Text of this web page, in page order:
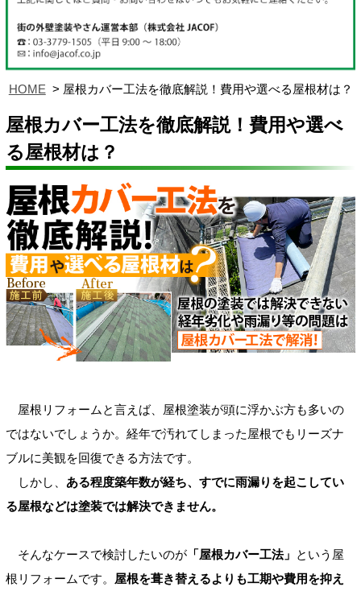
HOME 屋根カバー工法を徹底解説！費用や選べる屋根材は？
屋根カバー工法を徹底解説！費用や選べ
る屋根材は？
屋根リフォームと言えば、屋根塗装が頭に浮かぶ方も多いの
ではないでしょうか。経年で汚れてしまった屋根でもリーズナ
ブルに美観を回復できる方法です。
しかし、 ある程度築年数が経ち、すでに雨漏りを起こしてい
る屋根などは塗装では解決できません。
そんなケースで検討したいのが 「屋根カバー工法」 という屋
根リフォームです。 屋根を葺き替えるよりも工期や費用を抑え